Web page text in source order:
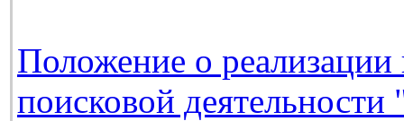
Положение о реализации
поисковой